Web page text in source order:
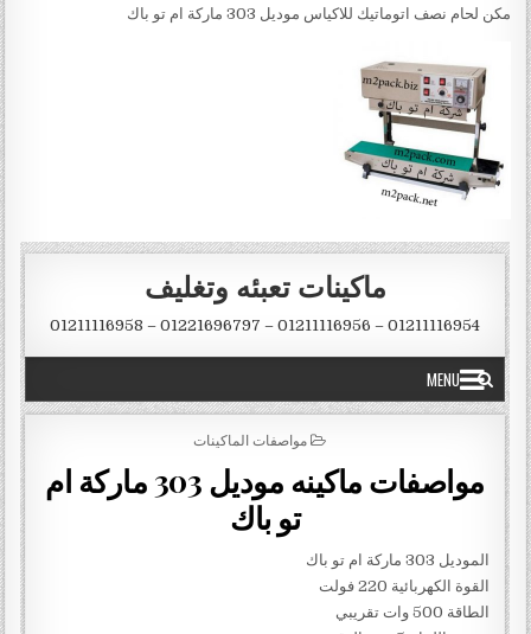
مكن لحام نصف اتوماتيك للاكياس موديل 303 ماركة ام تو باك